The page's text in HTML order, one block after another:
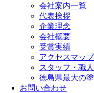
会社案内一覧
代表挨拶
企業理念
会社概要
受賞実績
アクセスマップ
スタッフ・職
徳島県最大の
お問い合わせ